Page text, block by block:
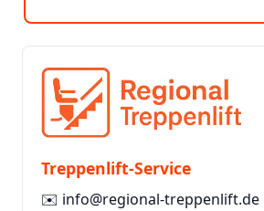
Treppenlift-Service
✉️ info@regional-treppenlift.de